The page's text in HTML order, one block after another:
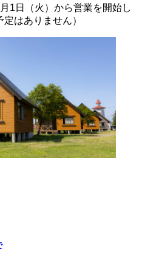
1日（火）から営業を開始し
はありません）